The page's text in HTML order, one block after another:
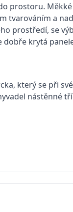
prostoru.
tvarováním a
prostředí, se
krytá
který se při
nástěnné